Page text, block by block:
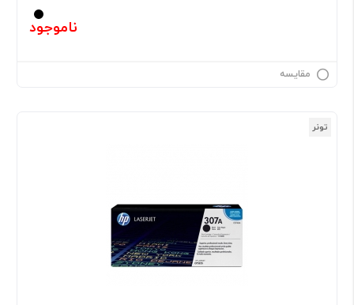
ناموجود
مقایسه
تونر